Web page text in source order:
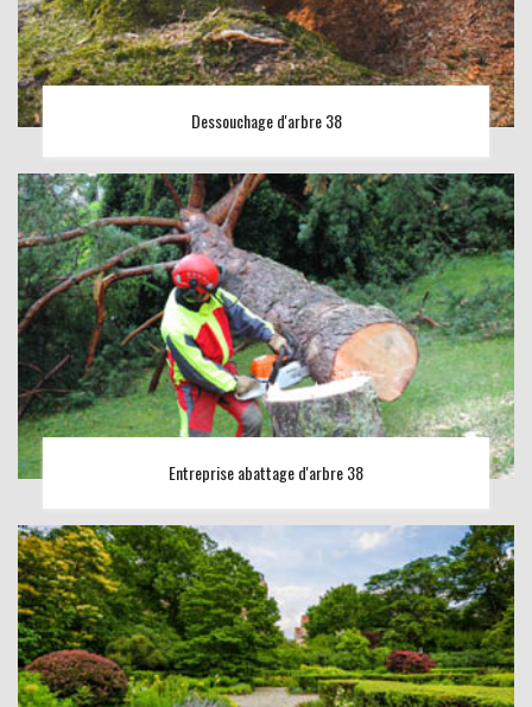
Dessouchage d'arbre 38
Entreprise abattage d'arbre 38